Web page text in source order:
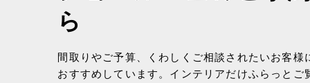
ら
間取りやご予算、くわしくご相談されたいお客様
おすすめしています。インテリアだけふらっとご